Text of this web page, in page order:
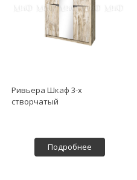
Ривьера Шкаф 3-х
створчатый
Подробнее